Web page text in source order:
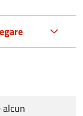
alcun